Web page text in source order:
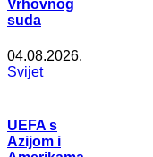
Vrhovnog
suda
04.08.2026.
Svijet
UEFA s
Azijom i